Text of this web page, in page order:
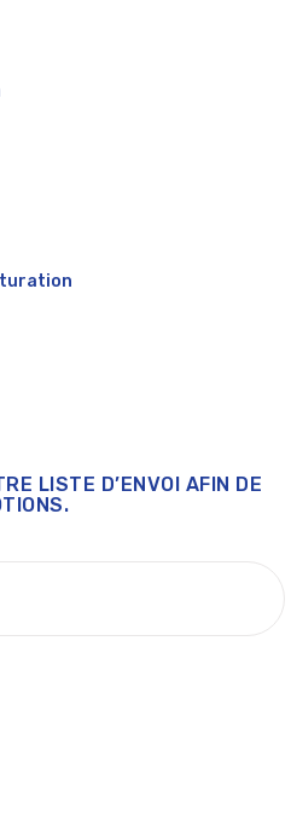
LISTE D’ENVOI AFIN DE